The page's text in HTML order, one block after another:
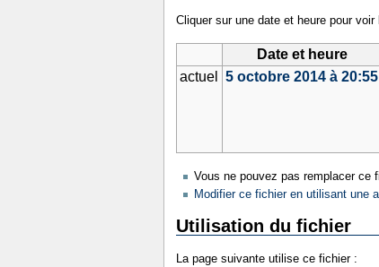
Cliquer sur une date et heure pour
Date et heure
actuel
5 octobre 2014 à 20:55
Vous ne pouvez pas remplacer ce
Modifier ce fichier en utilisant une
Utilisation du fichier
La page suivante utilise ce fichier :